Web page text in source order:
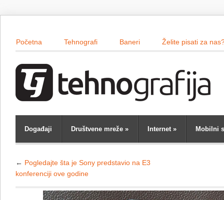
Početna Tehnografi Baneri Želite pisati za
Događaji Društvene mreže » Internet» Mobilni
← Pogledajte šta je Sony predstavio na E3
konferenciji ove godine